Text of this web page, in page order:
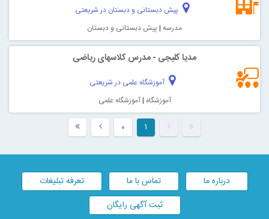
پیش دبستانی و دبستان در شریعتی
مدرسه | پیش دبستانی و دبستان
مدیا کلیجی - مدرس کلاسهای ریاضی
آموزشگاه علمی در شریعتی
آموزشگاه |آموزشگاه علمی
۱ ۰
درباره ما تماس با ما
تعرفه تبلیغات
ثبت آگهی رایگان